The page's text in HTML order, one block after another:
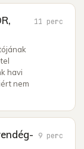
havi
nem
11 perc
9 perc